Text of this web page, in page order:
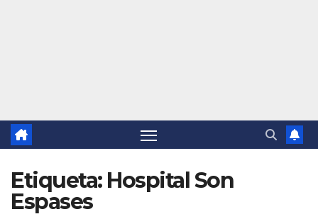
Etiqueta: Hospital Son
Espases